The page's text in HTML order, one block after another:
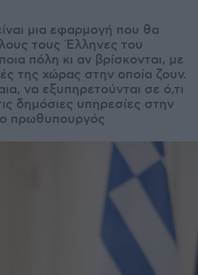
μια εφαρμογή που θα
τους Έλληνες του
πόλη κι αν βρίσκονται, με
της χώρας στην οποία ζουν.
να εξυπηρετούνται σε ό,τι
δημόσιες υπηρεσίες στην
ο πρωθυπουργός